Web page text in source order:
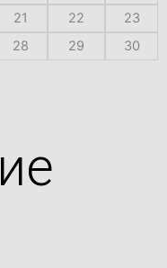
21 22
23
28 29
30